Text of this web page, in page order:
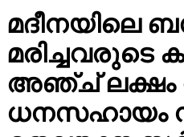
മദീനയിലെ
അഞ്ച് ലക്ഷം
ധനസഹായം